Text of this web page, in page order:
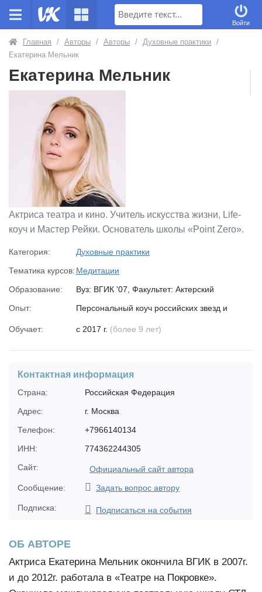
Поиск
Войти
Главная / Авторы / Авторы / Духовные практики /
Екатерина Мельник
Екатерина Мельник
Актриса театра и кино. Учитель искусства жизни, Life-
коуч и Мастер Рейки. Основатель школы «Point Zero».
Категория:
Духовные практики
Тематика курсов: Медитации
Образование:
Вуз: ВГИК '07, Факультет: Актерский
Опыт:
Персональный коуч российских звезд и
Обладатель звания «Психолог года – 2019».
Обучает: с 2017 г. (более 9 лет)
Контактная информация
Страна:
Российская Федерация
Адрес:
г. Москва
Телефон:
+7966140134
ИНН:
774362244305
Сайт:
Официальный сайт автора
Сообщение:
Задать вопрос автору
Подписка: Подписаться на события
ОБ АВТОРЕ
Актриса Екатерина Мельник окончила ВГИК в 2007г.
и до 2012г. работала в «Театре на Покровке».